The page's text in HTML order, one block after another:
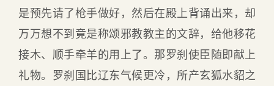
是预先请了枪手做好，然后在殿上背诵出来，却
万万想不到竟是称颂邪教教主的文辞，给他移花
接木、顺手牵羊的用上了。那罗刹使臣随即献上
礼物。罗刹国比辽东气候更冷，所产玄狐水貂之